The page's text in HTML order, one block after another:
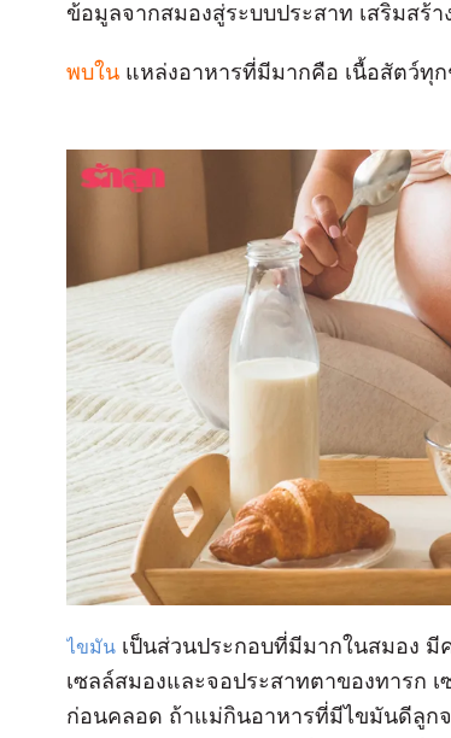
ข้อมูลจากสมองสู่ระบบประสาท เสริมสร้า
พบใน แหล่งอาหารที่มีมากคือ เนื้อสัตว์ทุ
ไขมัน เป็นส่วนประกอบที่มีมากในสมอง
เซลล์สมองและจอประสาทตาของทารก
ก่อนคลอด ถ้าแม่กินอาหารที่มีไขมันดีลูกจ